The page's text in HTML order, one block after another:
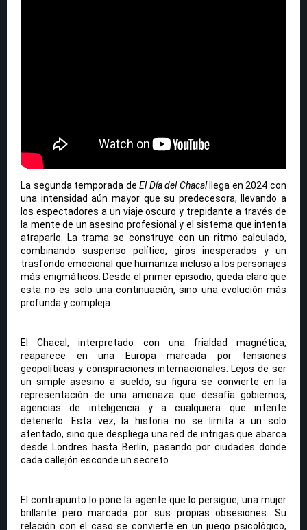
La segunda temporada deEl Día del Chacalllega en 2024 con
una intensidad aún mayor que su predecesora, llevando a
los espectadores a un viaje oscuro y trepidante a través de
la mente de un asesino profesional y el sistema que intenta
atraparlo. La trama se construye con un ritmo calculado,
combinando suspenso político, giros inesperados y un
trasfondo emocional que humaniza incluso a los personajes
más enigmáticos. Desde el primer episodio, queda claro que
esta no es solo una continuación, sino una evolución más
profunda y compleja.
El Chacal, interpretado con una frialdad magnética,
reaparece en una Europa marcada por tensiones
geopolíticas y conspiraciones internacionales. Lejos de ser
un simple asesino a sueldo, su figura se convierte en la
representación de una amenaza que desafía gobiernos,
agencias de inteligencia y a cualquiera que intente
detenerlo. Esta vez, la historia no se limita a un solo
atentado, sino que despliega una red de intrigas que abarca
desde Londres hasta Berlín, pasando por ciudades donde
cada callejón esconde un secreto.
El contrapunto lo pone la agente que lo persigue, una mujer
brillante pero marcada por sus propias obsesiones. Su
relación con el caso se convierte en un juego psicológico,